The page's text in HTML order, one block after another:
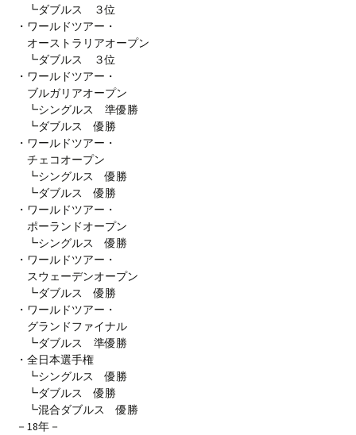
┗ダブルス ３位
・ワールドツアー・
オーストラリアオープン
┗ダブルス ３位
・ワールドツアー・
ブルガリアオープン
┗シングルス 準優勝
┗ダブルス 優勝
・ワールドツアー・
チェコオープン
┗シングルス 優勝
┗ダブルス 優勝
・ワールドツアー・
ポーランドオープン
┗シングルス 優勝
・ワールドツアー・
スウェーデンオープン
┗ダブルス 優勝
・ワールドツアー・
グランドファイナル
┗ダブルス 準優勝
・全日本選手権
┗シングルス 優勝
┗ダブルス 優勝
┗混合ダブルス 優勝
－18年－